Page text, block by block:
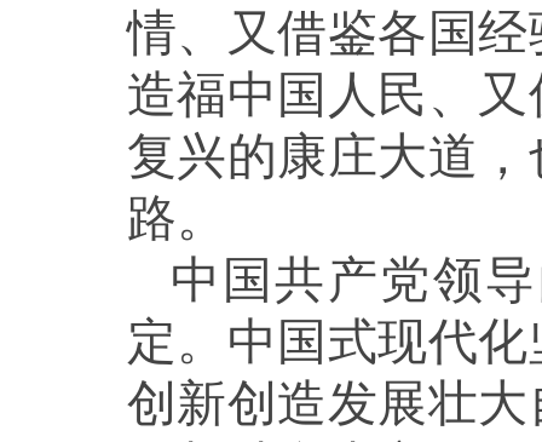
情、又借鉴各国
造福中国人民、
复兴的康庄大道
路。
中国共产党领
定。中国式现代
创新创造发展壮